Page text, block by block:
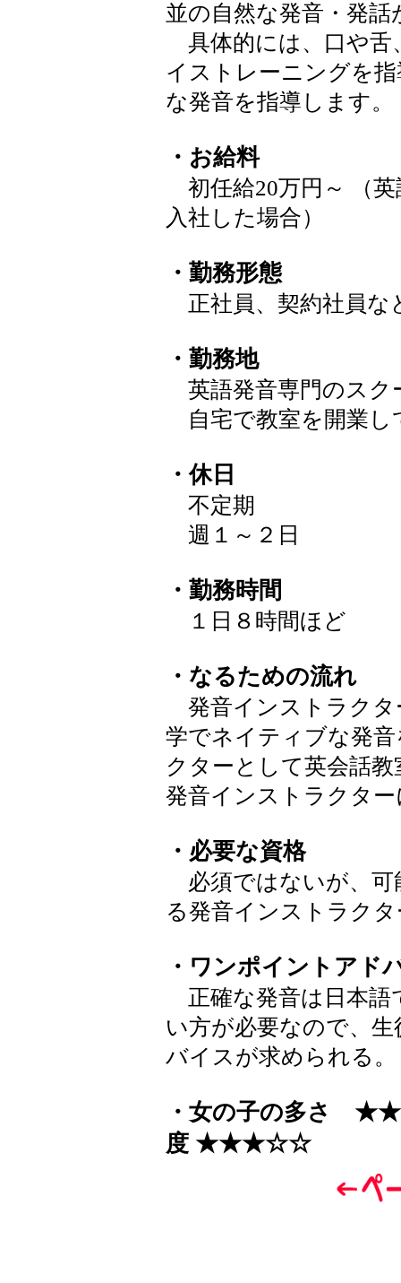
並の自然な発音・発
具体的には、口や舌
イストレーニングを
な発音を指導します。
・お給料
初任給20万円～ （
入社した場合）
・勤務形態
正社員、契約社員な
・勤務地
英語発音専門のスク
自宅で教室を開業し
・休日
不定期
週１～２日
・勤務時間
１日８時間ほど
・なるための流れ
発音インストラクタ
学でネイティブな発
クターとして英会話
発音インストラクター
・必要な資格
必須ではないが、可
る発音インストラク
・ワンポイントアド
正確な発音は日本語
い方が必要なので、
バイスが求められる。
・女の子の多さ
度 ★★★☆☆